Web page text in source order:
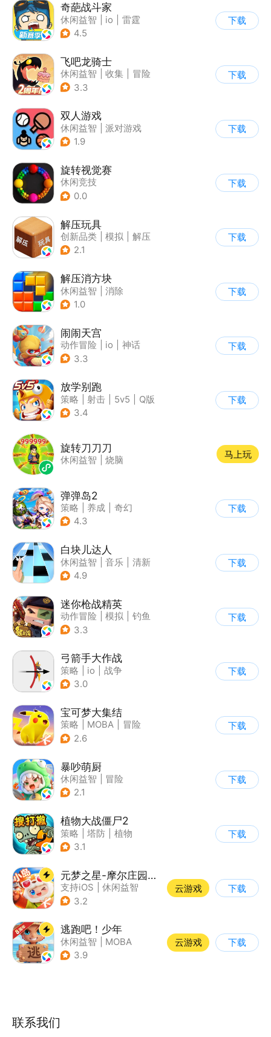
奇葩战斗家
休闲益智 io
雷霆
4.5
下载
飞吧龙骑士
休闲益智 收集
冒险
| 宠物
3.3
下载
双人游戏
休闲益智
派对游戏
1.9
下载
旋转视觉赛
休闲竞技
0.0
下载
解压玩具
创新品类 模拟
解压
| 卡通
2.1
下载
解压消方块
休闲益智
消除
1.0
下载
闹闹天宫
动作冒险 io
神话
| 中国风
3.3
下载
放学别跑
策略 射击 5v5
Q版
3.4
下载
旋转刀刀刀
休闲益智 烧脑
马上玩
弹弹岛2
策略 养成
奇幻
| Q版
4.3
下载
白块儿达人
休闲益智 音乐
清新
| 多比特
4.9
下载
迷你枪战精英
动作冒险 模拟
钓鱼
| 童年
3.3
下载
弓箭手大作战
策略 io
战争
| 非对称竞技
3.0
下载
宝可梦大集结
策略 MOBA
冒险
| 精灵宝可梦
2.6
下载
暴吵萌厨
休闲益智
冒险
| 派对游戏
2.1
下载
植物大战僵尸2
策略 塔防
植物
| 植物大战僵尸
3.1
下载
元梦之星-摩尔庄园联动
支持iOS
休闲益智
| PvP
3.2
云游戏 下载
逃跑吧！少年
休闲益智
MOBA
| 非对称竞技
3.9
云游戏 下载
联系我们